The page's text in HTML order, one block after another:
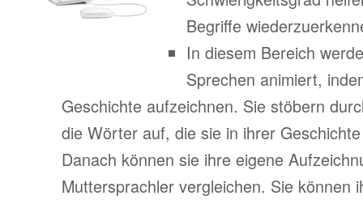
Begriffe
In diesem Bereich
Sprechen animiert,
Geschichte aufzeichnen. Sie stöbern
die Wörter auf, die sie in ihrer
Danach können sie ihre eigene
Muttersprachler vergleichen. Sie können